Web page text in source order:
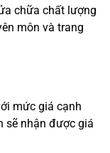
chữa chất lượng
môn và trang
mức giá cạnh
sẽ nhận được giá